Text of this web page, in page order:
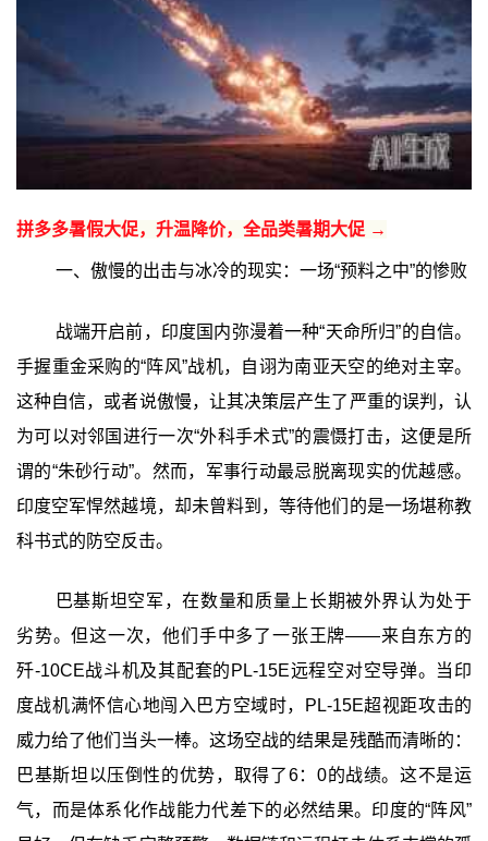
拼多多暑假大促，升温降价，全品类暑期大促 →
一、傲慢的出击与冰冷的现实：一场“预料之中”的惨败
战端开启前，印度国内弥漫着一种“天命所归”的自信。
手握重金采购的“阵风”战机，自诩为南亚天空的绝对主宰。
这种自信，或者说傲慢，让其决策层产生了严重的误判，认
为可以对邻国进行一次“外科手术式”的震慑打击，这便是所
谓的“朱砂行动”。然而，军事行动最忌脱离现实的优越感。
印度空军悍然越境，却未曾料到，等待他们的是一场堪称教
科书式的防空反击。
巴基斯坦空军，在数量和质量上长期被外界认为处于
劣势。但这一次，他们手中多了一张王牌——来自东方的
歼-10CE战斗机及其配套的PL-15E远程空对空导弹。当印
度战机满怀信心地闯入巴方空域时，PL-15E超视距攻击的
威力给了他们当头一棒。这场空战的结果是残酷而清晰的：
巴基斯坦以压倒性的优势，取得了6：0的战绩。这不是运
气，而是体系化作战能力代差下的必然结果。印度的“阵风”